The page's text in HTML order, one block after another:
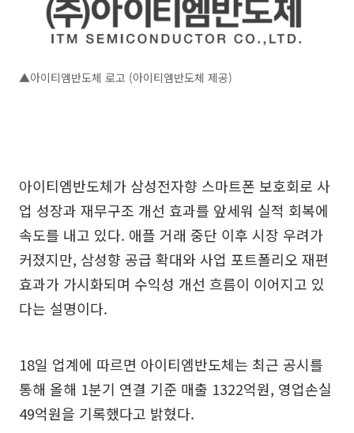
▲아이티엠반도체 로고 (아이티엠반도체 제공)
아이티엠반도체가 삼성전자향 스마트폰 보호회로 사
업 성장과 재무구조 개선 효과를 앞세워 실적 회복에
속도를 내고 있다. 애플 거래 중단 이후 시장 우려가
커졌지만, 삼성향 공급 확대와 사업 포트폴리오 재편
효과가 가시화되며 수익성 개선 흐름이 이어지고 있
다는 설명이다.
18일 업계에 따르면 아이티엠반도체는 최근 공시를
통해 올해 1분기 연결 기준 매출 1322억원, 영업손실
49억원을 기록했다고 밝혔다.